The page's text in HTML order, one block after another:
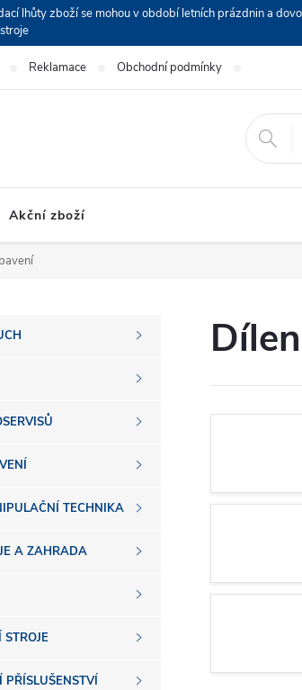
lhůty zboží se mohou v období letních prázdnin a
Reklamace Obchodní podmínky
Akční zboží
TECHNIKA
A ZAHRADA
PŘÍSLUŠENSTVÍ